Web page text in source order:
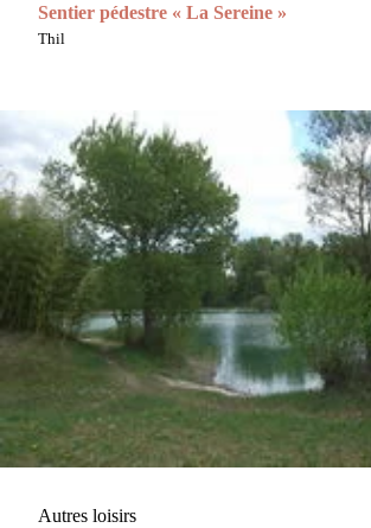
Sentier pédestre « La Sereine »
Thil
Autres loisirs